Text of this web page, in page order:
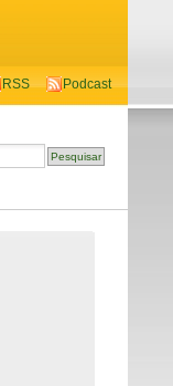
RSS Podcast